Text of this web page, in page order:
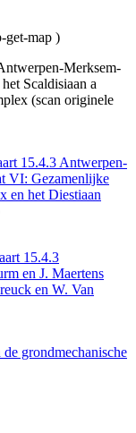
map )
Merksem-
Scaldisiaan a
(scan originele
15.4.3 Antwerpen-
VI: Gezamenlijke
en het Diestiaan
15.4.3
en J. Maertens
en W. Van
grondmechanische